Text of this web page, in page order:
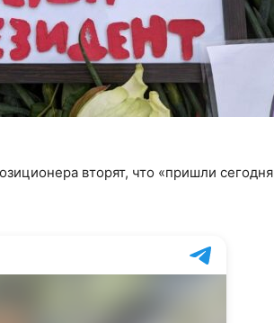
вторят, что «пришли сегодня